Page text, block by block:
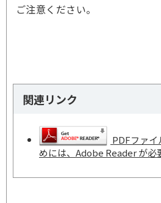
ご注意ください。
関連リンク
PDFファ
めには、Adobe Reader が必